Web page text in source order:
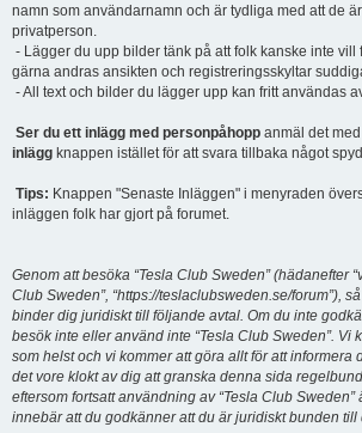
namn som användarnamn och är tydliga med att de
privatperson.
- Lägger du upp bilder tänk på att folk kanske inte
gärna andras ansikten och registreringsskyltar
- All text och bilder du lägger upp kan fritt användas
Ser du ett inlägg med personpåhopp anmäl det med
inlägg knappen istället för att svara tillbaka något
Tips: Knappen "Senaste Inläggen" i menyraden
inläggen folk har gjort på forumet.
Genom att besöka “Tesla Club Sweden” (hädanefter
Club Sweden”, “https://teslaclubsweden.se/forum”),
binder dig juridiskt till följande avtal. Om du inte
besök inte eller använd inte “Tesla Club Sweden”. Vi
som helst och vi kommer att göra allt för att informera
det vore klokt av dig att granska denna sida
eftersom fortsatt användning av “Tesla Club
innebär att du godkänner att du är juridiskt bunden till